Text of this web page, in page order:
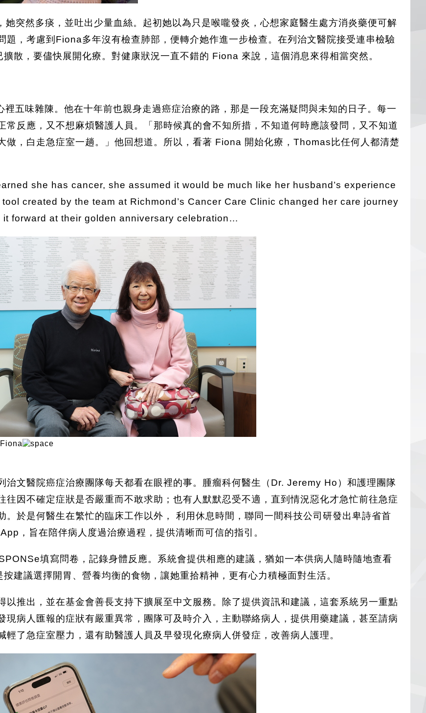
突然多痰，並吐出少量血絲。起初她以為只是喉嚨發炎，心想家庭醫生處方消炎藥便可解
題，考慮到Fiona多年沒有檢查肺部，便轉介她作進一步檢查。在列治文醫院接受連串檢驗
散，要儘快展開化療。對健康狀況一直不錯的 Fiona 來說，這個消息來得相當突然。
五味雜陳。他在十年前也親身走過癌症治療的路，那是一段充滿疑問與未知的日子。每一
常反應，又不想麻煩醫護人員。「那時候真的會不知所措，不知道何時應該發問，又不知道
做，白走急症室一趟。」他回想道。所以，看著 Fiona 開始化療，Thomas比任何人都清楚
she has cancer, she assumed it would be much like her husband’s experience
created by the team at Richmond’s Cancer Care Clinic changed her care journey
forward at their golden anniversary celebration…
治文醫院癌症治療團隊每天都看在眼裡的事。腫瘤科何醫生（Dr. Jeremy Ho）和護理團隊
往因不確定症狀是否嚴重而不敢求助；也有人默默忍受不適，直到情況惡化才急忙前往急症
。於是何醫生在繁忙的臨床工作以外， 利用休息時間，聯同一間科技公司研發出卑詩省首
，旨在陪伴病人度過治療過程，提供清晰而可信的指引。
填寫問卷，記錄身體反應。系統會提供相應的建議，猶如一本供病人隨時隨地查看
建議選擇開胃、營養均衡的食物，讓她重拾精神，更有心力積極面對生活。
以推出，並在基金會善長支持下擴展至中文服務。除了提供資訊和建議，這套系統另一重點
現病人匯報的症狀有嚴重異常，團隊可及時介入，主動聯絡病人，提供用藥建議，甚至請病
了急症室壓力，還有助醫護人員及早發現化療病人併發症，改善病人護理。